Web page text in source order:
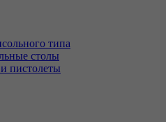
типа
столы
пистолеты